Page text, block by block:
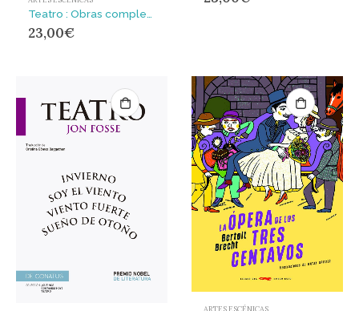
Teatro : Obras completas volumen IV
23,00€